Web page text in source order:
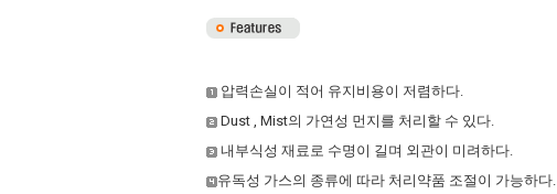
압력손실이 적어 유지비용이 저렴하다.
Dust , Mist의 가연성 먼지를 처리할 수 있다.
내부식성 재료로 수명이 길며 외관이 미려하다.
유독성 가스의 종류에 따라 처리약품 조절이 가능하다.